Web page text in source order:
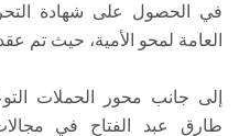
في الحصول على شهادة
العامة لمحو الأمية، حيث تم عقد ٨٠ اختبار فوري و٤٠
إلى جانب محور الحملات
طارق عبد الفتاح في